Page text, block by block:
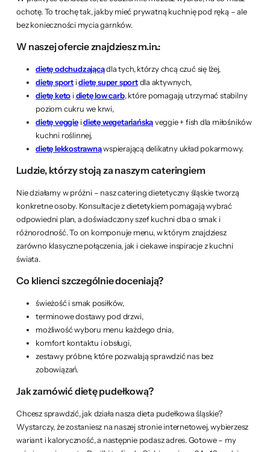
ochotę. To trochę tak, jakby mieć prywatną kuchnię pod ręką – ale
bez konieczności mycia garnków.
W naszej ofercie znajdziesz m.in.:
dietę odchudzającądla tych, którzy chcą czuć się lżej,
dietę sportidietę super sportdla aktywnych,
dietę keto idietę low carb, które pomagają utrzymać stabilny
poziom cukru we krwi,
dietę veggieidietę wegetariańskąveggie + fish dla miłośników
kuchni roślinnej,
dietę lekkostrawnąwspierającą delikatny układ pokarmowy.
Ludzie, którzy stoją za naszym cateringiem
Nie działamy w próżni – nasz catering dietetyczny śląskie tworzą
konkretne osoby. Konsultacje z dietetykiem pomagają wybrać
odpowiedni plan, a doświadczony szef kuchni dba o smak i
różnorodność. To on komponuje menu, w którym znajdziesz
zarówno klasyczne połączenia, jak i ciekawe inspiracje z kuchni
świata.
Co klienci szczególnie doceniają?
świeżość i smak posiłków,
terminowe dostawy pod drzwi,
możliwość wyboru menu każdego dnia,
komfort kontaktu i obsługi,
zestawy próbne, które pozwalają sprawdzić nas bez
zobowiązań.
Jak zamówić dietę pudełkową?
Chcesz sprawdzić, jak działa nasza dieta pudełkowa śląskie?
Wystarczy, że zostaniesz na naszej stronie internetowej, wybierzesz
wariant i kaloryczność, a następnie podasz adres. Gotowe – my